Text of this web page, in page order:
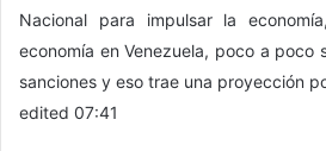
Nacional para impulsar la
economía en Venezuela, poco a poco
sanciones y eso trae una proyección
edited 07:41